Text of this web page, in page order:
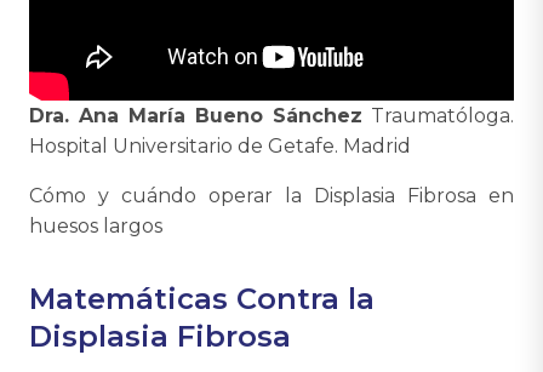
Dra. Ana María Bueno Sánchez Traumatóloga.
Hospital Universitario de Getafe. Madrid
Cómo y cuándo operar la Displasia Fibrosa en
huesos largos
Matemáticas Contra la
Displasia Fibrosa